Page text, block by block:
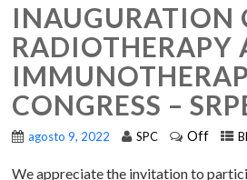
INAUGURATION
RADIOTHERAPY
CONGRESS –
agosto 9, 2022 SPC Off
We appreciate the invitation to